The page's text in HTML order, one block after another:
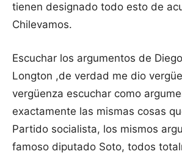
tienen designado todo esto de
Chilevamos.
Escuchar los argumentos de
Longton ,de verdad me dio
vergüenza escuchar como
exactamente las mismas cosas
Partido socialista, los mismos
famoso diputado Soto, todos